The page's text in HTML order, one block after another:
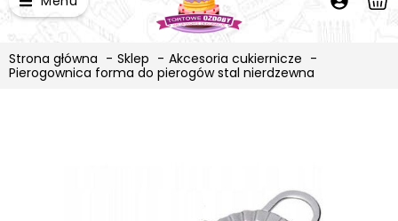
Strona główna Sklep
Akcesoria cukiernicze
Pierogownica forma do pierogów stal nierdzewna